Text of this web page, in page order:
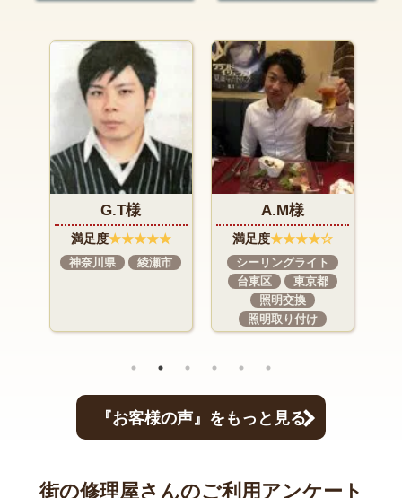
A.M様
満足度★★★★☆
シーリングライト
I.N様
満足度★★★★★
インターホン交換
東京都
町田市
『お客様の声』をもっと見る
街の修理屋さんのご利用アンケート